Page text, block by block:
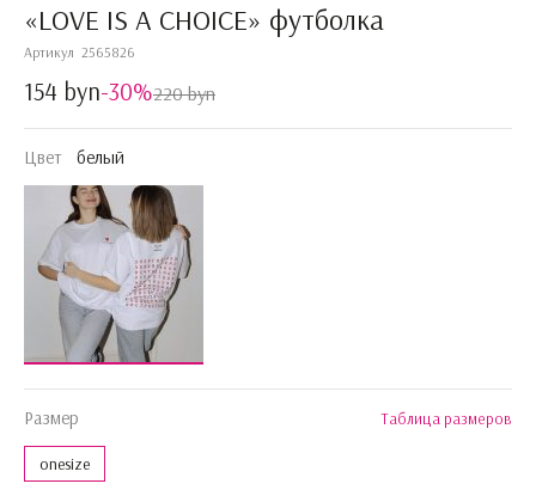
«LOVE IS A CHOICE» футболка
Артикул 2565826
154 byn-30%220 byn
Цвет белый
Размер Таблица размеров
onesize